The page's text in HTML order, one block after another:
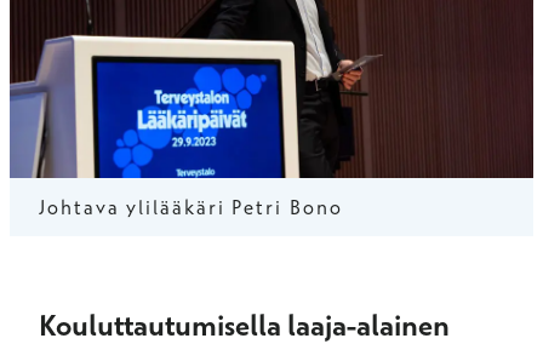
Johtava ylilääkäri Petri Bono
Kouluttautumisella laaja-alainen